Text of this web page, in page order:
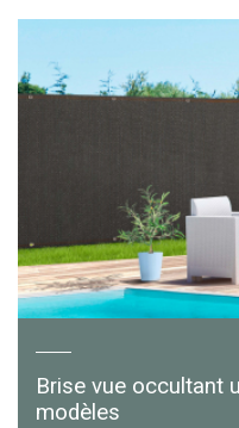
Brise vue occultant
modèles